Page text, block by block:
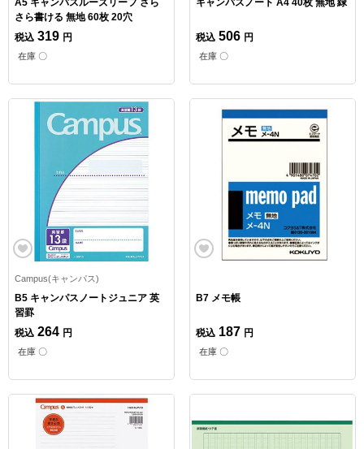
さら書ける 無地 60枚 20穴
税込 319 円
在庫 〇
税込 506 円
在庫 〇
Campus(キャンパス)
B5 キャンパスノートジュニア 英
習罫
税込 264 円
在庫 〇
B7 メモ帳
税込 187 円
在庫 〇